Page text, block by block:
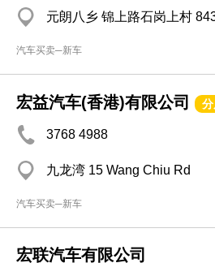
元朗八乡 锦上路石岗上村
汽车买卖─新车
宏益汽车(香港)有限公司
3768 4988
九龙湾 15 Wang Chiu Rd
汽车买卖─新车
宏联汽车有限公司